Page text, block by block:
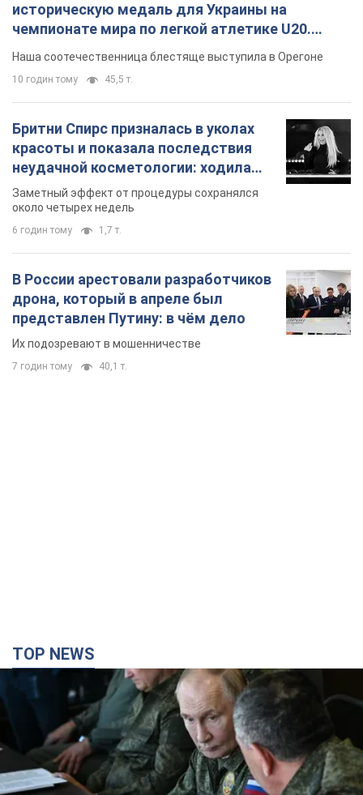
историческую медаль для Украины на
чемпионате мира по легкой атлетике U20.
Видео
Наша соотечественница блестяще выступила в Орегоне
10 годин тому 45,5 т.
Бритни Спирс призналась в уколах
красоты и показала последствия
неудачной косметологии: ходила
так почти месяц
Заметный эффект от процедуры сохранялся
около четырех недель
6 годин тому 1,7 т.
В России арестовали разработчиков
дрона, который в апреле был
представлен Путину: в чём дело
Их подозревают в мошенничестве
7 годин тому 40,1 т.
TOP NEWS